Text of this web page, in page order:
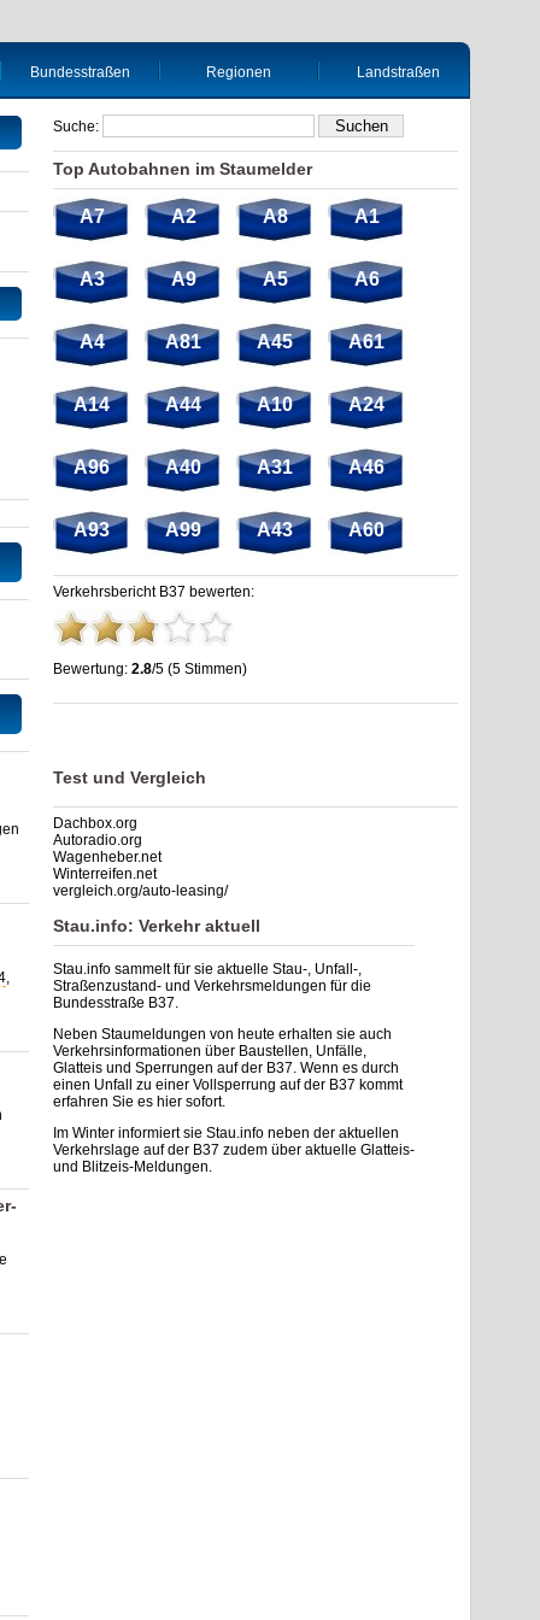
Bundesstraßen Regionen Landstraßen
,
Suche:
Top Autobahnen im Staumelder
A7 A2 A8 A1
A3 A9 A5 A6
A4 A81 A45 A61
A14 A44 A10 A24
A96 A40 A31 A46
A93 A99 A43 A60
Verkehrsbericht B37 bewerten:
Bewertung: 2.8/5 (5 Stimmen)
Stau B37: Unfälle, Sperrung & Baustellen | Staumelder B37 ,
Test und Vergleich
Dachbox.org
Autoradio.org
Wagenheber.net
Winterreifen.net
vergleich.org/auto-leasing/
Stau.info: Verkehr aktuell
Stau.info sammelt für sie aktuelle Stau-, Unfall-,
Straßenzustand- und Verkehrsmeldungen für die
Bundesstraße B37.
Neben Staumeldungen von heute erhalten sie auch
Verkehrsinformationen über Baustellen, Unfälle,
Glatteis und Sperrungen auf der B37. Wenn es durch
einen Unfall zu einer Vollsperrung auf der B37 kommt
erfahren Sie es hier sofort.
Im Winter informiert sie Stau.info neben der aktuellen
Verkehrslage auf der B37 zudem über aktuelle Glatteis-
und Blitzeis-Meldungen.